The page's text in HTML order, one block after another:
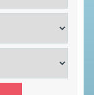
-
MARKETING